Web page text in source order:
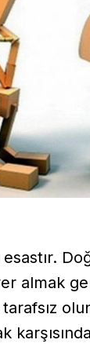
esastır.
almak
tarafsız